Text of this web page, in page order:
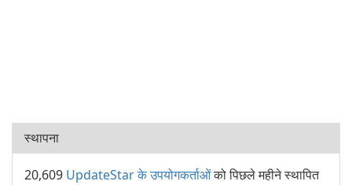
स्थापना
20,609 UpdateStar के उपयोगकर्ताओंको पिछले महीने स्थापित